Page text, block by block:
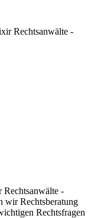
Rechtsanwälte -
wir Rechtsberatung
Rechtsfragen